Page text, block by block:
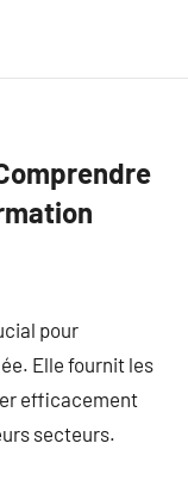
pour
Elle fournit les
efficacement
secteurs.